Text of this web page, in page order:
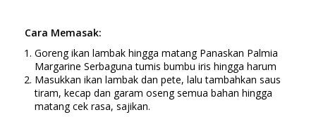
Cara Memasak:
Goreng ikan lambak hingga matang Panaskan Palmia
Margarine Serbaguna tumis bumbu iris hingga harum
Masukkan ikan lambak dan pete, lalu tambahkan saus
tiram, kecap dan garam oseng semua bahan hingga
matang cek rasa, sajikan.